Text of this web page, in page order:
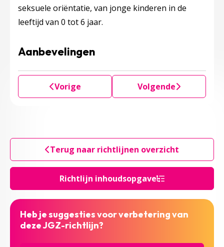
Richtlijn inhoudsopgave
seksuele oriëntatie, van jonge kinderen in de
leeftijd van 0 tot 6 jaar.
Aanbevelingen
Vorige Volgende
Terug naar richtlijnen overzicht
Heb je suggesties voor verbetering van
deze JGZ-richtlijn?